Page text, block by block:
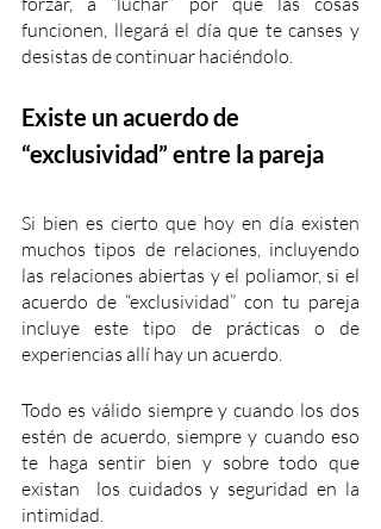
funcionen, llegará el día que te canses y
desistas de continuar haciéndolo.
Existe un acuerdo de
“exclusividad” entre la pareja
Si bien es cierto que hoy en día existen
muchos tipos de relaciones, incluyendo
las relaciones abiertas y el poliamor, si el
acuerdo de “exclusividad” con tu pareja
incluye este tipo de prácticas o de
experiencias allí hay un acuerdo.
Todo es válido siempre y cuando los dos
estén de acuerdo, siempre y cuando eso
te haga sentir bien y sobre todo que
existan  los cuidados y seguridad en la
intimidad.